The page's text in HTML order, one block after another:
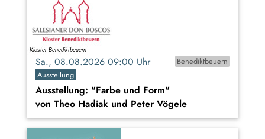
Sa., 08.08.2026 09:00 Uhr
Benediktbeuern
Ausstellung
Ausstellung: "Farbe und Form"
von Theo Hadiak und Peter Vögele